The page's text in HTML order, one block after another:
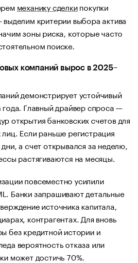
механику сделкипокупки
критерии выбора актива
зоны риска, которые часто
поиске.
компаний вырос в 2025–
демонстрирует устойчивый
года. Главный драйвер спроса —
открытия банковских счетов для
Если раньше регистрация
а счет открывался за неделю,
растягиваются на месяцы.
повсеместно усилили
Банки запрашивают детальные
источника капитала,
контрагентах. Для вновь
без кредитной истории и
вероятность отказа или
может достичь 70%.